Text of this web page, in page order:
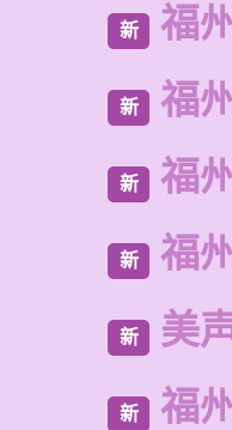
新 福
新 福
新 福
新 福
新 美
新 福